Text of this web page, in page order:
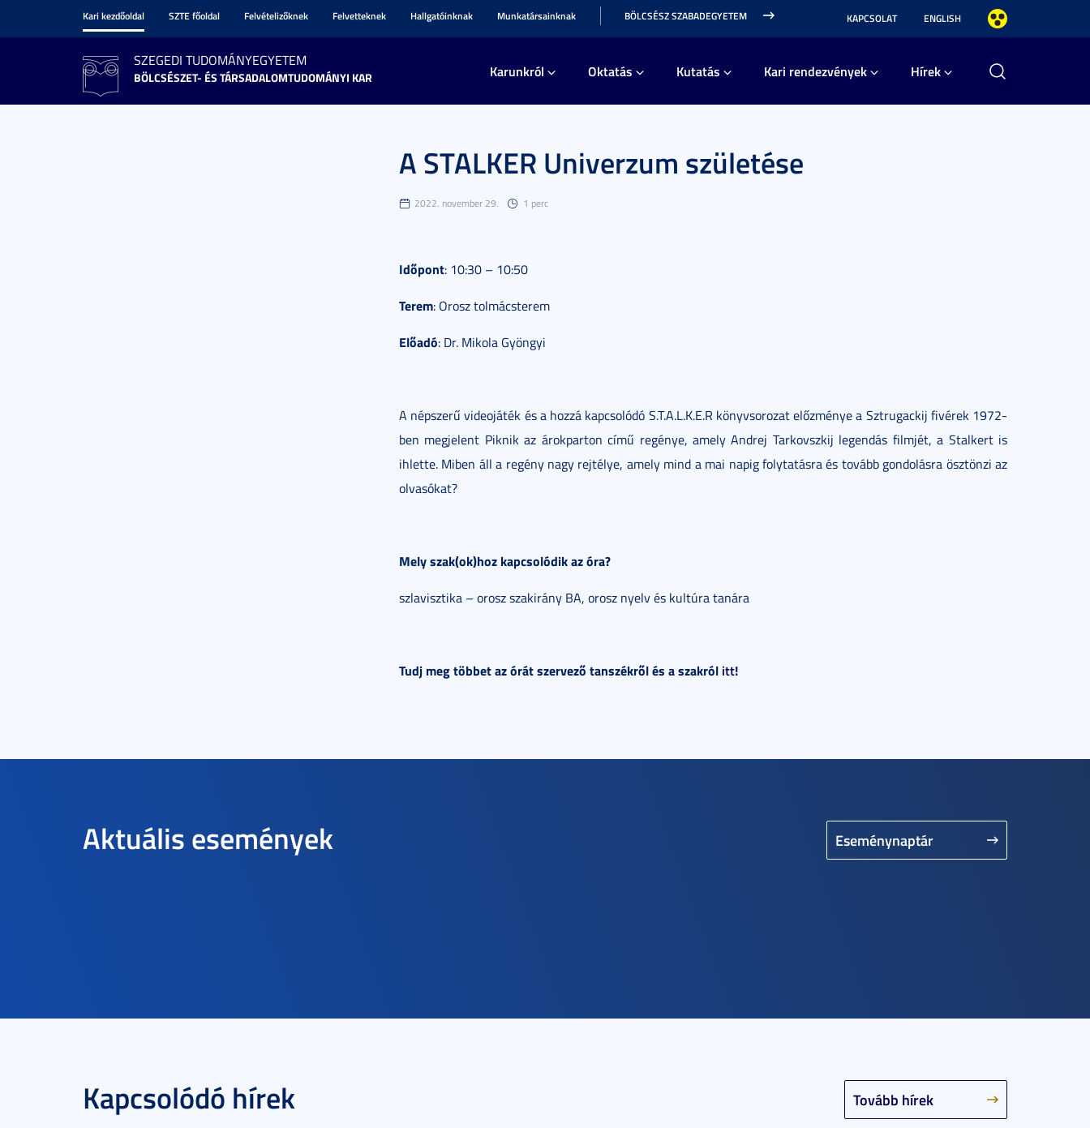
Kari kezdőoldal SZTE főoldal Felvételizőknek Felvetteknek Hallgatóinknak Munkatársainknak BÖLCSÉSZ SZABADEGYETEM KAPCSOLAT ENGLISH
SZEGEDI TUDOMÁNYEGYETEM
BÖLCSÉSZET- ÉS TÁRSADALOMTUDOMÁNYI KAR Karunkról Oktatás Kutatás Kari rendezvények Hírek
A STALKER Univerzum születése
2022. november 29. 1 perc
Időpont: 10:30 – 10:50
Terem: Orosz tolmácsterem
Előadó: Dr. Mikola Gyöngyi
A népszerű videojáték és a hozzá kapcsolódó S.T.A.L.K.E.R könyvsorozat előzménye a Sztrugackij fivérek 1972-
ben megjelent Piknik az árokparton című regénye, amely Andrej Tarkovszkij legendás filmjét, a Stalkert is
ihlette. Miben áll a regény nagy rejtélye, amely mind a mai napig folytatásra és tovább gondolásra ösztönzi az
olvasókat?
Mely szak(ok)hoz kapcsolódik az óra?
szlavisztika – orosz szakirány BA, orosz nyelv és kultúra tanára
Tudj meg többet az órát szervező tanszékről és a szakról itt!
Aktuális események Eseménynaptár
Kapcsolódó hírek Tovább hírek